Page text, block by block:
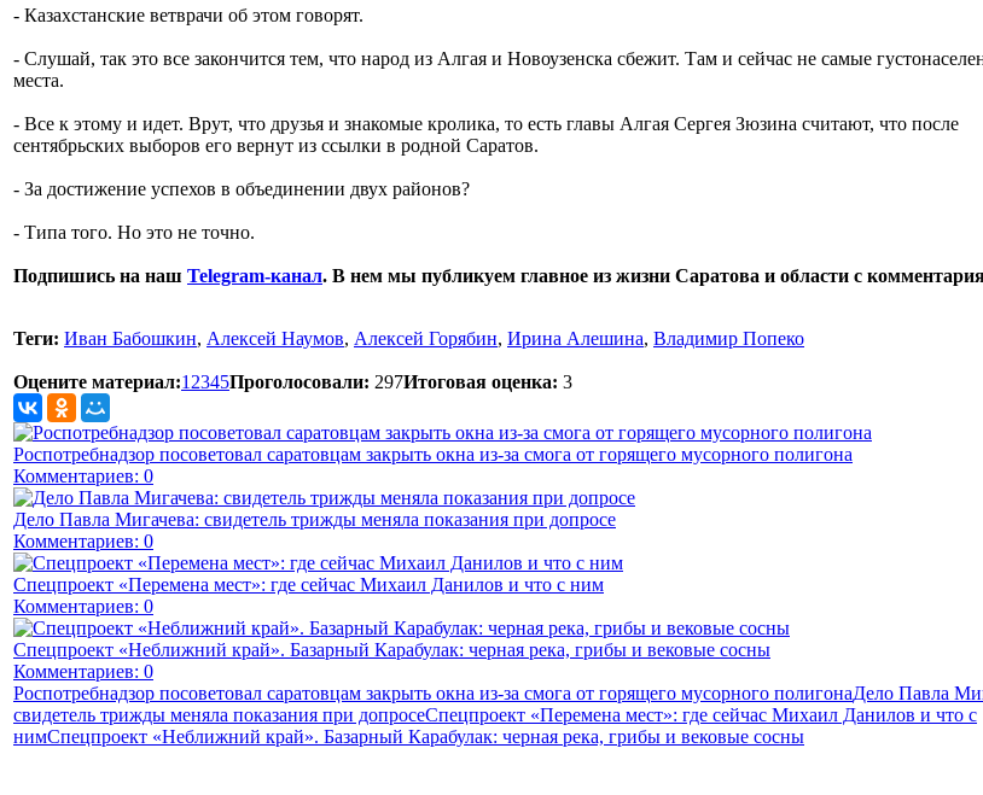
- Казахстанские ветврачи об этом говорят.
- Слушай, так это все закончится тем, что народ из Алгая и Новоузенска сбежит. Там и сейчас не самые
места.
- Все к этому и идет. Врут, что друзья и знакомые кролика, то есть главы Алгая Сергея Зюзина считают, что после
сентябрьских выборов его вернут из ссылки в родной Саратов.
- За достижение успехов в объединении двух районов?
- Типа того. Но это не точно.
Подпишись на наш Telegram-канал. В нем мы публикуем главное из жизни Саратова и области с
Теги: Иван Бабошкин, Алексей Наумов, Алексей Горябин, Ирина Алешина, Владимир Попеко
Оцените материал:1 2345Проголосовали: 297Итоговая оценка: 3
Роспотребнадзор посоветовал саратовцам закрыть окна из-за смога от горящего мусорного полигона
Комментариев: 0
Дело Павла Мигачева: свидетель трижды меняла показания при допросе
Комментариев: 0
Спецпроект «Перемена мест»: где сейчас Михаил Данилов и что с ним
Комментариев: 0
Спецпроект «Неближний край». Базарный Карабулак: черная река, грибы и вековые сосны
Комментариев: 0
Роспотребнадзор посоветовал саратовцам закрыть окна из-за смога от горящего мусорного полигонаДело Павла
свидетель трижды меняла показания при допросеСпецпроект «Перемена мест»: где сейчас Михаил Данилов и что с
нимСпецпроект «Неближний край». Базарный Карабулак: черная река, грибы и вековые сосны